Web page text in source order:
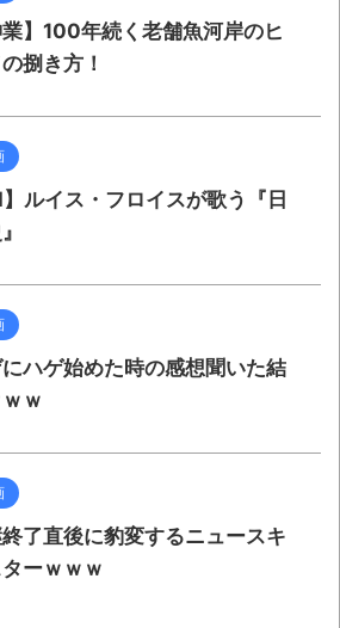
業】100年続く老舗魚河岸のヒ
捌き方！
】ルイス・フロイスが歌う『日
ハゲ始めた時の感想聞いた結
ｗ
了直後に豹変するニュースキ
ーｗｗｗ